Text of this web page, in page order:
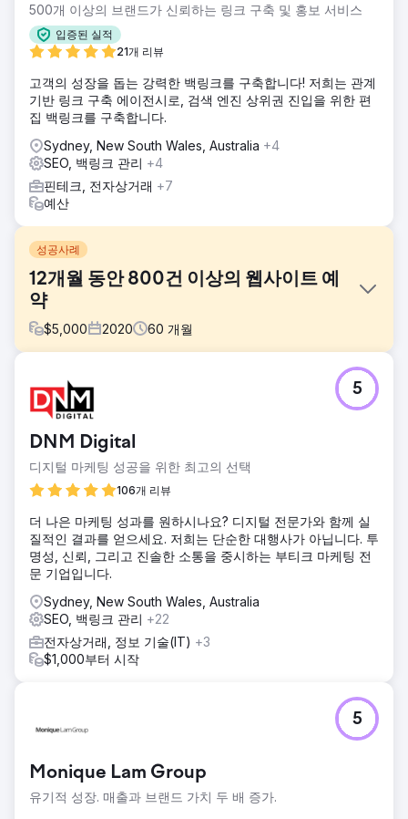
500개 이상의 브랜드가 신뢰하는 링크 구축 및 홍보 서비스
입증된 실적
21개 리뷰
고객의 성장을 돕는 강력한 백링크를 구축합니다! 저희는 관계
기반 링크 구축 에이전시로, 검색 엔진 상위권 진입을 위한 편
집 백링크를 구축합니다.
Sydney, New South Wales, Australia +4
SEO, 백링크 관리 +4
핀테크, 전자상거래 +7
예산
성공사례
12개월 동안 800건 이상의 웹사이트 예
약
$5,000 2020 60 개월
휴대폰 수리 업체는 자사 브랜드를 위한 여러 전략을 실행하기
위해 디지털 에이전시와 계약을 맺었습니다. 주요 목표 중 하
뢰했지만, 시간이 지나면서 목표 달성에 어려움을 느꼈고, 고
객 교육 및 전략 수립에도 실패했습니다. 결과는 기대와 달랐
고, 고객은 장기적인 온라인 성공을 위해 이 채널을 제대로 구
축해야 한다는 절박함을 느꼈습니다.
솔루션
맞춤형 디지털 전략과 SEO 로드맵을 통해 고객의 지역 및 국
가별 목표를 성장 계획에 맞춰 조정했습니다. SEO 및 UX에 중
점을 둔 새로운 웹사이트를 출시하고, 전국, 지역, 하이퍼로컬,
제품 중심 캠페인을 지원했습니다. 2021년 초 출시 이후, 브랜
드는 유기적 트래픽과 트래픽 가치가 크게 증가했습니다. 개발
및 마케팅 모두에서 탄탄한 기반을 바탕으로, 이 캠페인은 고
객의 야심 찬 확장 목표를 지속적으로 뒷받침하고 있습니다.
트 예약 Pos 1 "Phone Repairs' 주요 도시 1페이지에 110개 이
상의 키워드
에이전시 페이지로 이동
DNM Digital
디지털 마케팅 성공을 위한 최고의 선택
106개 리뷰
5
더 나은 마케팅 성과를 원하시나요? 디지털 전문가와 함께 실
질적인 결과를 얻으세요. 저희는 단순한 대행사가 아닙니다. 투
명성, 신뢰, 그리고 진솔한 소통을 중시하는 부티크 마케팅 전
문 기업입니다.
Sydney, New South Wales, Australia
SEO, 백링크 관리 +22
전자상거래, 정보 기술(IT) +3
$1,000부터 시작
Monique Lam Group
유기적 성장. 매출과 브랜드 가치 두 배 증가.
5